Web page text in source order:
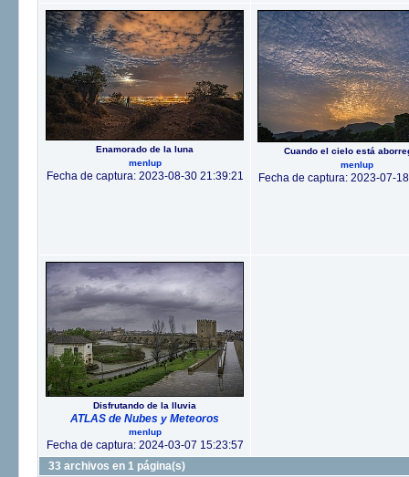
Enamorado de la luna
menlup
Fecha de captura: 2023-08-30 21:39:21
Cuando el cielo está
menlup
Fecha de captura: 2023-07-
Disfrutando de la lluvia
ATLAS de Nubes y Meteoros
menlup
Fecha de captura: 2024-03-07 15:23:57
33 archivos en 1 página(s)